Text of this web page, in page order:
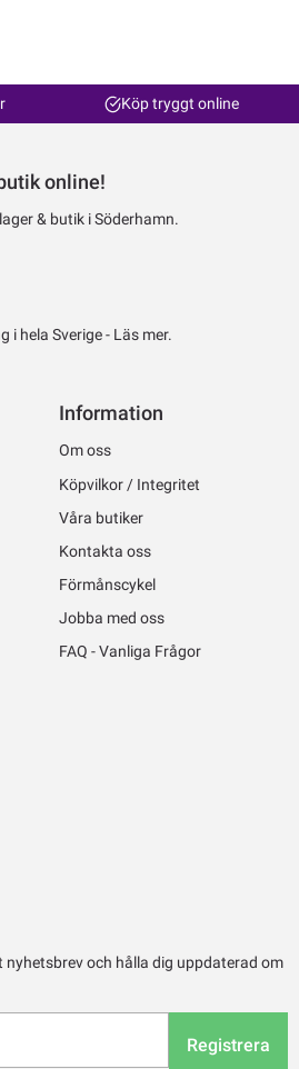
Köp tryggt online
online!
& butik i Söderhamn.
i hela Sverige - Läs mer.
Information
Om oss
Köpvilkor / Integritet
Våra butiker
Kontakta oss
Förmånscykel
Jobba med oss
FAQ - Vanliga Frågor
och hålla dig uppdaterad om
Registrera